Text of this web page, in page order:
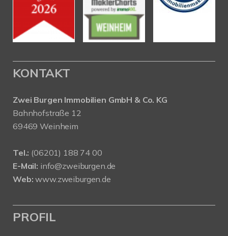
KONTAKT
Zwei Burgen Immobilien GmbH & Co. KG
Bahnhofstraße 12
69469 Weinheim
Tel.: (06201) 188 74 00
E-Mail: info@zweiburgen.de
Web: www.zweiburgen.de
PROFIL